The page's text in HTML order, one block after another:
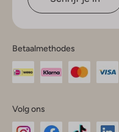
Betaalmethodes
Volg ons